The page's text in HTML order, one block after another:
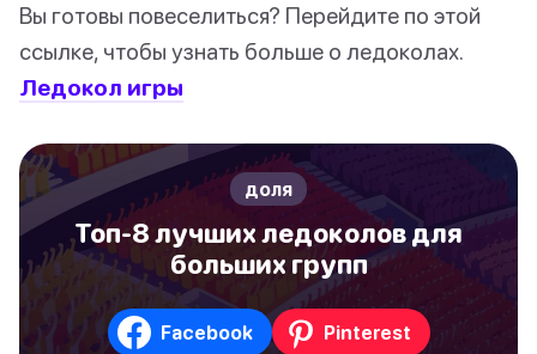
Вы готовы повеселиться? Перейдите по этой
ссылке, чтобы узнать больше о ледоколах.
Ледокол игры
доля
Топ-8 лучших ледоколов для
больших групп
Facebook Pinterest